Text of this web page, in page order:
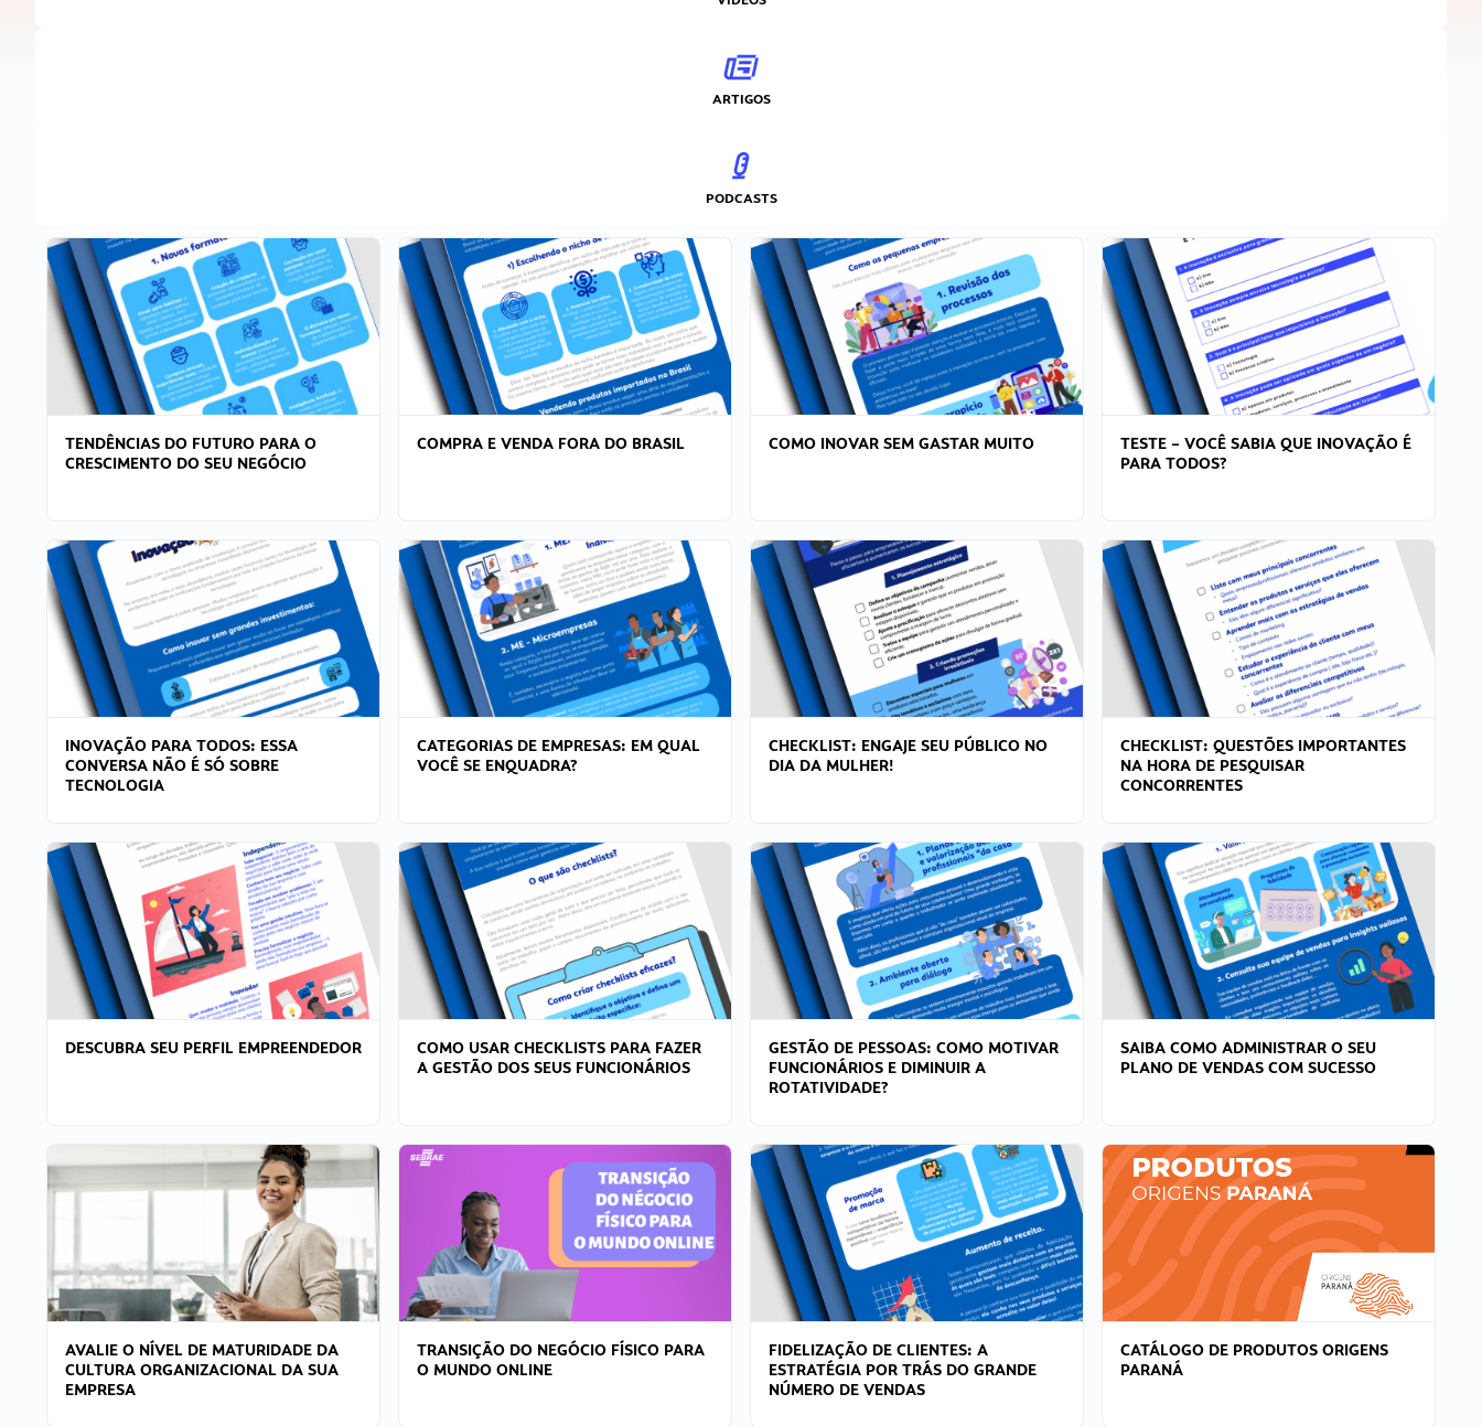
ARTIGOS
PODCASTS
TENDÊNCIAS DO FUTURO PARA O
CRESCIMENTO DO SEU NEGÓCIO
COMPRA E VENDA FORA DO BRASIL COMO INOVAR SEM GASTAR MUITO
TESTE – VOCÊ SABIA QUE INOVAÇÃO É
PARA TODOS?
INOVAÇÃO PARA TODOS: ESSA
CONVERSA NÃO É SÓ SOBRE
TECNOLOGIA
CATEGORIAS DE EMPRESAS: EM QUAL
VOCÊ SE ENQUADRA?
CHECKLIST: ENGAJE SEU PÚBLICO NO
DIA DA MULHER!
CHECKLIST: QUESTÕES IMPORTANTES
NA HORA DE PESQUISAR
CONCORRENTES
DESCUBRA SEU PERFIL EMPREENDEDOR
COMO USAR CHECKLISTS PARA FAZER
A GESTÃO DOS SEUS FUNCIONÁRIOS
GESTÃO DE PESSOAS: COMO MOTIVAR
FUNCIONÁRIOS E DIMINUIR A
ROTATIVIDADE?
SAIBA COMO ADMINISTRAR O SEU
PLANO DE VENDAS COM SUCESSO
AVALIE O NÍVEL DE MATURIDADE DA
CULTURA ORGANIZACIONAL DA SUA
EMPRESA
TRANSIÇÃO DO NEGÓCIO FÍSICO PARA
O MUNDO ONLINE
FIDELIZAÇÃO DE CLIENTES: A
ESTRATÉGIA POR TRÁS DO GRANDE
NÚMERO DE VENDAS
CATÁLOGO DE PRODUTOS ORIGENS
PARANÁ